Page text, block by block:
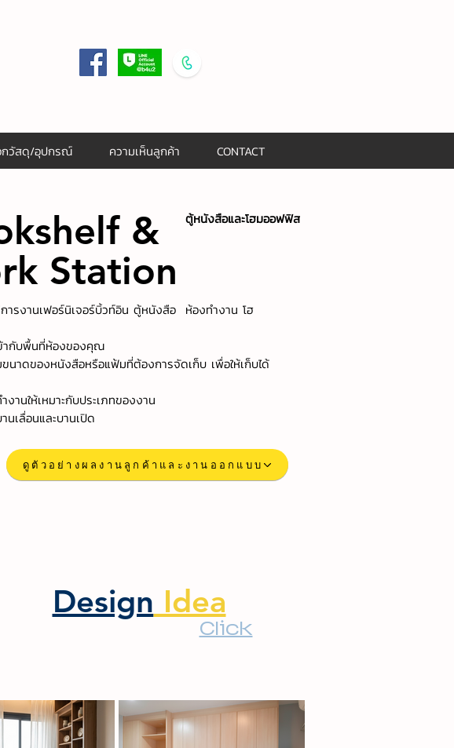
กวัสดุ/อุปกรณ์ ความเห็นลูกค้า CONTACT
ารงานเฟอร์นิเจอร์บิ้วท์อิน ตู้หนังสือ ห้องทำงาน โฮ
ากับพื้นที่ห้องของคุณ
นาดของหนังสือหรือแฟ้มที่ต้องการจัดเก็บ เพื่อให้เก็บได้
งานให้เหมาะกับประเภทของงาน
นเลื่อนและบานเปิด
&
Station
ตู้หนังสือและโฮมออฟฟิส
ดูตัวอย่างผลงานลูกค้าและงานออกแบบ
Click
Design Idea